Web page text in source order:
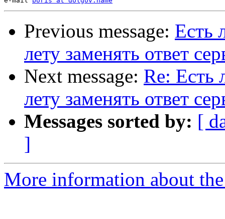
Previous message: Есть
лету заменять ответ
Next message: Re: Есть
лету заменять ответ
Messages sorted by: [
]
More information about